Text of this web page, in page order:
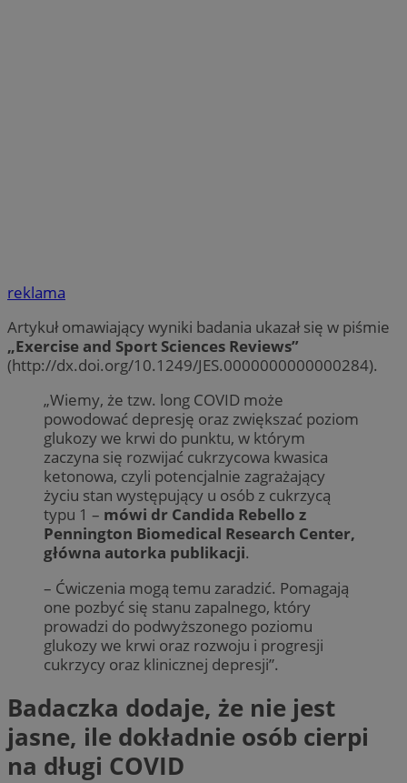
reklama
Artykuł omawiający wyniki badania ukazał się w piśmie
„Exercise and Sport Sciences Reviews”
(http://dx.doi.org/10.1249/JES.0000000000000284).
„Wiemy, że tzw. long COVID może
powodować depresję oraz zwiększać poziom
glukozy we krwi do punktu, w którym
zaczyna się rozwijać cukrzycowa kwasica
ketonowa, czyli potencjalnie zagrażający
życiu stan występujący u osób z cukrzycą
typu 1 – mówi dr Candida Rebello z
Pennington Biomedical Research Center,
główna autorka publikacji.
– Ćwiczenia mogą temu zaradzić. Pomagają
one pozbyć się stanu zapalnego, który
prowadzi do podwyższonego poziomu
glukozy we krwi oraz rozwoju i progresji
cukrzycy oraz klinicznej depresji”.
Badaczka dodaje, że nie jest
jasne, ile dokładnie osób cierpi
na długi COVID